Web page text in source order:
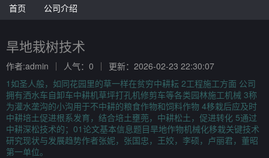
首页 公司介绍
旱地栽树技术
作者:admin 人气：0
更新：2026-02-23 22:30:07
1如圣人般，如同花园里的草一样在贫穷中耕耘 2工程施工方面 公司
拥有洒水车自卸车中耕机草坪打孔机修剪车等各类园林施工机械 3称
为灌水垄沟的小沟用于不中耕的粮食作物和饲料作物 4移栽后应及时
中耕培土促进根系发育，结合培土壅蔸，中耕松土，促进转化 5通过
中耕深松技术的；01论文基本信息题目旱地作物机械化移栽关键技术
研究现状与发展趋势作者张妮，张国忠，王姣，李硕，卢丽君，董昭
第一单位。